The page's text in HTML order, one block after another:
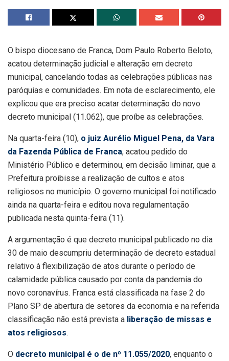
O bispo diocesano de Franca, Dom Paulo Roberto Beloto,
acatou determinação judicial e alteração em decreto
municipal, cancelando todas as celebrações públicas nas
paróquias e comunidades. Em nota de esclarecimento, ele
explicou que era preciso acatar determinação do novo
decreto municipal (11.062), que proíbe as celebrações.
Na quarta-feira (10), o juiz Aurélio Miguel Pena, da Vara
da Fazenda Pública de Franca, acatou pedido do
Ministério Público e determinou, em decisão liminar, que a
Prefeitura proibisse a realização de cultos e atos
religiosos no município. O governo municipal foi notificado
ainda na quarta-feira e editou nova regulamentação
publicada nesta quinta-feira (11).
A argumentação é que decreto municipal publicado no dia
30 de maio descumpriu determinação de decreto estadual
relativo à flexibilização de atos durante o período de
calamidade pública causado por conta da pandemia do
novo coronavírus. Franca está classificada na fase 2 do
Plano SP de abertura de setores da economia e na referida
classificação não está prevista a liberação de missas e
atos religiosos.
O decreto municipal é o de nº 11.055/2020, enquanto o